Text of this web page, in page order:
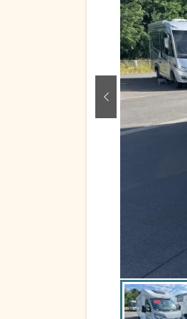
zurück